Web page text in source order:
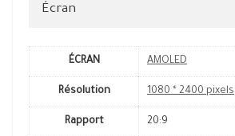
Écran
ÉCRAN AMOLED
Résolution 1080 * 2400 pixels
Rapport 20:9